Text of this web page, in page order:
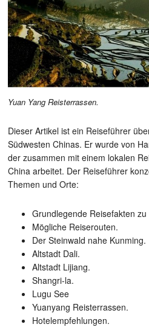
Yuan Yang Reisterrassen.
Dieser Artikel ist ein Reiseführer
Südwesten Chinas. Er wurde von
der zusammen mit einem lokalen
China arbeitet. Der Reiseführer
Themen und Orte:
Grundlegende Reisefakten zu
Mögliche Reiserouten.
Der Steinwald nahe Kunming.
Altstadt Dali.
Altstadt Lijiang.
Shangri-la.
Lugu See
Yuanyang Reisterrassen.
Hotelempfehlungen.